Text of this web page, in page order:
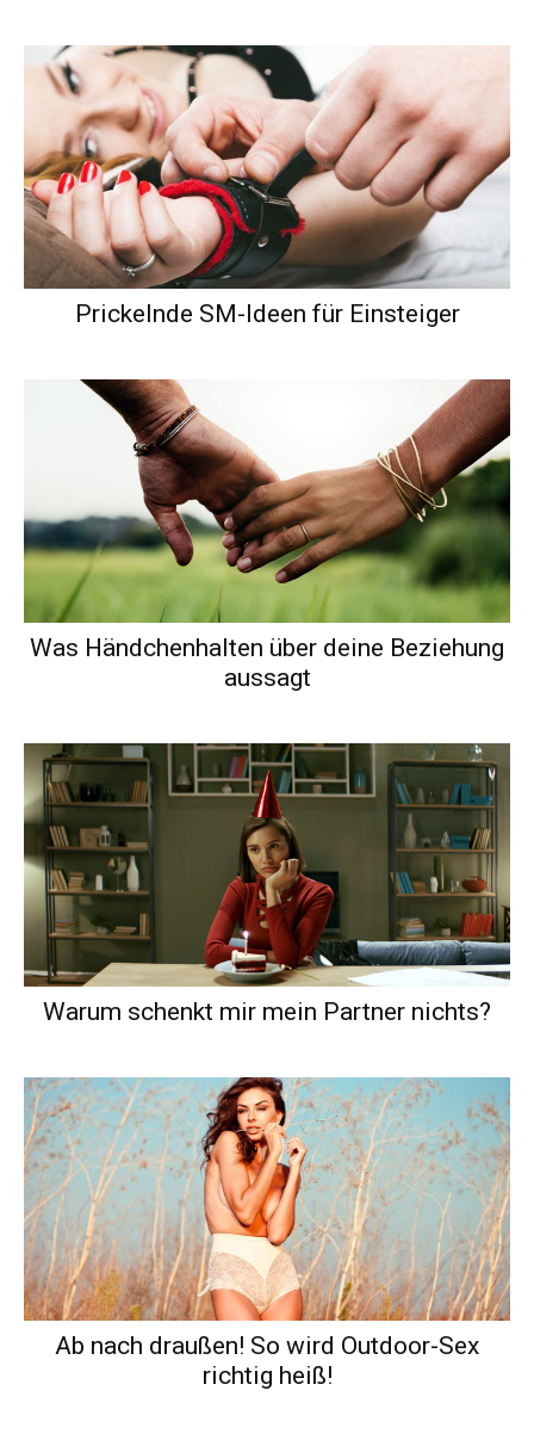
Prickelnde SM-Ideen für Einsteiger
Was Händchenhalten über deine Beziehung
aussagt
Warum schenkt mir mein Partner nichts?
Ab nach draußen! So wird Outdoor-Sex
richtig heiß!